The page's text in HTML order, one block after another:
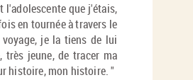
l'adolescente que j'étais,
en tournée à travers le
je la tiens de lui
très jeune, de tracer ma
histoire, mon histoire. "